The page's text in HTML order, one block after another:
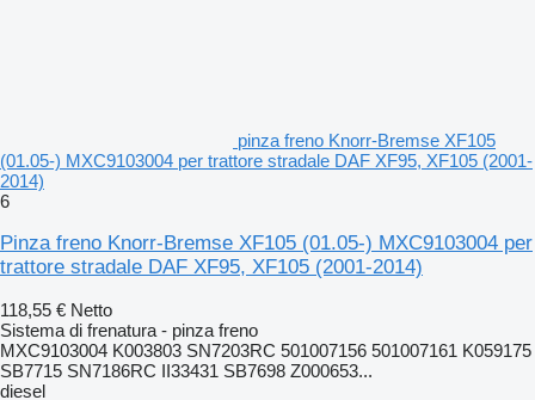
pinza freno Knorr-Bremse XF105
(01.05-) MXC9103004 per trattore stradale DAF XF95, XF105 (2001-
2014)
6
Pinza freno Knorr-Bremse XF105 (01.05-) MXC9103004 per
trattore stradale DAF XF95, XF105 (2001-2014)
118,55 € Netto
Sistema di frenatura - pinza freno
MXC9103004 K003803 SN7203RC 501007156 501007161 K059175
SB7715 SN7186RC II33431 SB7698 Z000653...
diesel